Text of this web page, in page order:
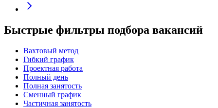
Быстрые фильтры подбора вакансий
Вахтовый метод
Гибкий график
Проектная работа
Полный день
Полная занятость
Сменный график
Частичная занятость